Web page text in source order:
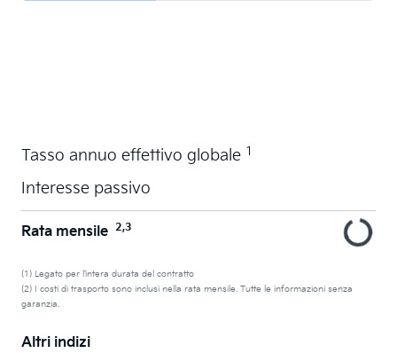
Tasso annuo effettivo globale 1
Interesse passivo
Rata mensile 2,3
(1) Legato per l’intera durata del contratto
(2) I costi di trasporto sono inclusi nella rata mensile. Tutte le informazioni senza
garanzia.
Altri indizi